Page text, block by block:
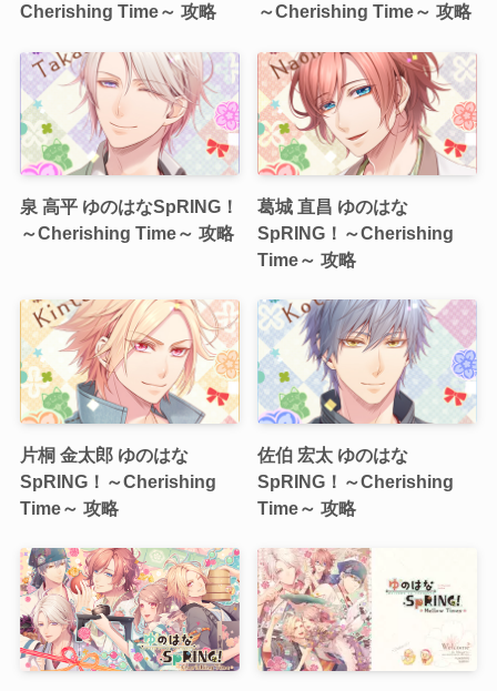
Cherishing Time～ 攻略
～Cherishing Time～ 攻略
泉 高平 ゆのはなSpRING！
～Cherishing Time～ 攻略
葛城 直昌 ゆのはな
SpRING！～Cherishing
Time～ 攻略
片桐 金太郎 ゆのはな
SpRING！～Cherishing
Time～ 攻略
佐伯 宏太 ゆのはな
SpRING！～Cherishing
Time～ 攻略